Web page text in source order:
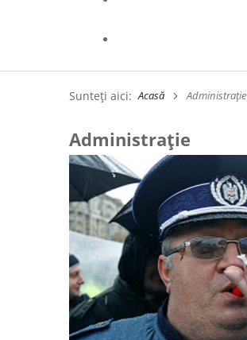
Sunteți aici:Acasă Administrație
Administrație